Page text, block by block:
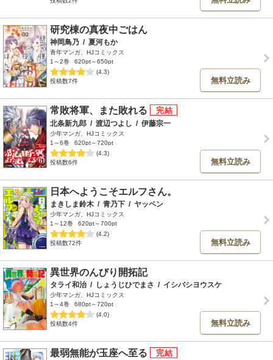
研究棟の真夜中ごはん
神岡鳥乃 / 夏河もか
青年マンガ、HJコミックス
1～2巻
620pt～650pt
(4.3)
投稿数7件
無料立読み
常敗将軍、また敗れる
北条新九郎 / 渡辺つよし / 伊藤宗一
少年マンガ、HJコミックス
1～6巻
620pt～720pt
(4.3)
投稿数6件
無料立読み
日本へようこそエルフさん。
まきしま鈴木 / 青乃下 / ヤッペン
少年マンガ、HJコミックス
1～12巻
620pt～700pt
(4.2)
投稿数72件
無料立読み
異世界のんびり開拓記
タライ和治 / しょうじひでまさ / イシバシヨウスケ
少年マンガ、HJコミックス
1～4巻
680pt～720pt
(4.0)
投稿数4件
無料立読み
最弱無能が玉座へ至る